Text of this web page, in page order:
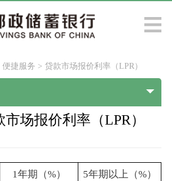
便捷服务 > 贷款市场报价利率（LPR）
市场报价利率（LPR）
1年期（%） 5年期以上（%）